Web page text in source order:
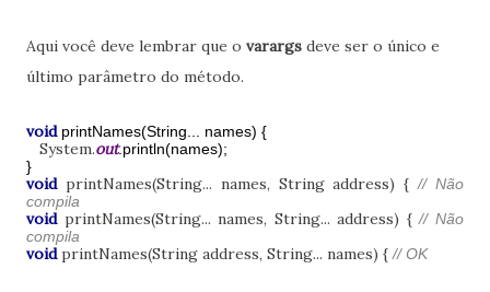
Aqui você deve lembrar que o varargs deve ser o único e
último parâmetro do método.
void printNames(String... names) {
System.out.println(names);
}
void printNames(String... names, String address) {// Não
compila
void printNames(String... names, String... address) {// Não
compila
void printNames(String address, String... names) {// OK